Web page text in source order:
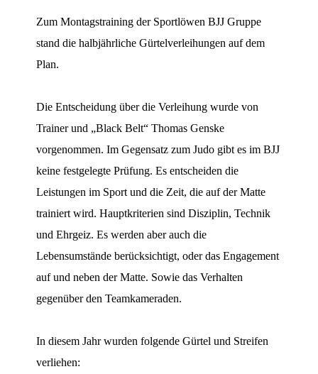
Zum Montagstraining der Sportlöwen BJJ Gruppe
stand die halbjährliche Gürtelverleihungen auf dem
Plan.
Die Entscheidung über die Verleihung wurde von
Trainer und „Black Belt“ Thomas Genske
vorgenommen. Im Gegensatz zum Judo gibt es im BJJ
keine festgelegte Prüfung. Es entscheiden die
Leistungen im Sport und die Zeit, die auf der Matte
trainiert wird. Hauptkriterien sind Disziplin, Technik
und Ehrgeiz. Es werden aber auch die
Lebensumstände berücksichtigt, oder das Engagement
auf und neben der Matte. Sowie das Verhalten
gegenüber den Teamkameraden.
In diesem Jahr wurden folgende Gürtel und Streifen
verliehen: